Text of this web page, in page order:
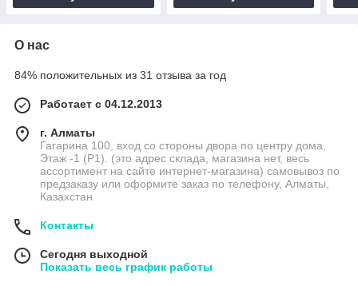
О нас
84% положительных из 31 отзыва за год
Работает с 04.12.2013
г. Алматы
Гагарина 100, вход со стороны двора по центру дома,
Этаж -1 (P1). (это адрес склада, магазина нет, весь
ассортимент на сайте интернет-магазина) самовывоз по
предзаказу или оформите заказ по телефону, Алматы,
Казахстан
Контакты
Сегодня выходной
Показать весь график работы